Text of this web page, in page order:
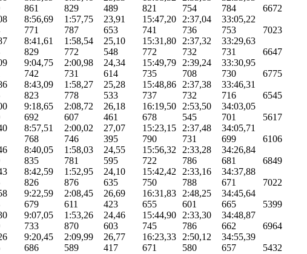
861
829
489
821
754
784
6672
8:56,69
771
1:57,75
787
23,91
653
15:47,20
741
2:37,04
736
33:05,22
753
7023
8:41,61
829
1:58,54
772
25,10
548
15:31,80
772
2:37,32
732
33:29,63
731
6647
9:04,75
742
2:00,98
731
24,34
614
15:49,79
735
2:39,24
708
33:30,95
730
6775
8:43,09
823
1:58,27
778
25,28
533
15:48,86
737
2:37,38
732
33:46,31
716
6545
9:18,65
692
2:08,72
607
26,18
461
16:19,50
678
2:53,50
545
34:03,05
701
5617
8:57,51
768
2:00,02
746
27,07
395
15:23,15
790
2:37,48
731
34:05,71
699
6106
8:40,05
835
1:58,03
781
24,55
595
15:56,32
722
2:33,28
786
34:26,84
681
6849
8:42,59
826
1:52,95
876
24,10
635
15:42,42
750
2:33,16
788
34:37,88
671
7022
9:22,59
679
2:08,45
611
26,69
423
16:31,83
655
2:48,25
601
34:45,64
665
5399
9:07,05
733
1:53,26
870
24,46
603
15:44,90
745
2:33,30
786
34:48,87
662
6964
9:20,45
686
2:09,99
589
26,77
417
16:23,33
671
2:50,12
580
34:55,39
657
5432